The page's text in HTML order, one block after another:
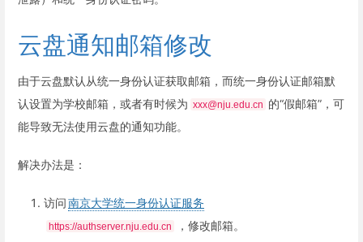
云盘通知邮箱修改
由于云盘默认从统一身份认证获取邮箱，而统一身份认证邮箱默
认设置为学校邮箱，或者有时候为 xxx@nju.edu.cn
的“假邮箱”，可
能导致无法使用云盘的通知功能。
解决办法是：
访问南京大学统一身份认证服务
https://authserver.nju.edu.cn
，修改邮箱。